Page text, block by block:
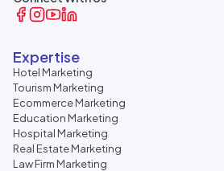
Expertise
Hotel Marketing
Tourism Marketing
Ecommerce Marketing
Education Marketing
Hospital Marketing
Real Estate Marketing
Law Firm Marketing